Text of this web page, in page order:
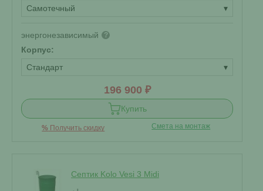
Самотечный
▾
энергонезависимый ?
Корпус:
Стандарт
▾
196 900 ₽
Купить
% Получить скидку Смета на монтаж
Септик Kolo Vesi 3 Midi